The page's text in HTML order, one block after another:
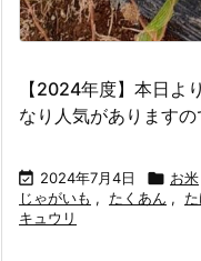
【2024年度】本日よ
なり人気がありますの
 2024年7月4日  お米
じゃがいも , たくあん ,
キュウリ